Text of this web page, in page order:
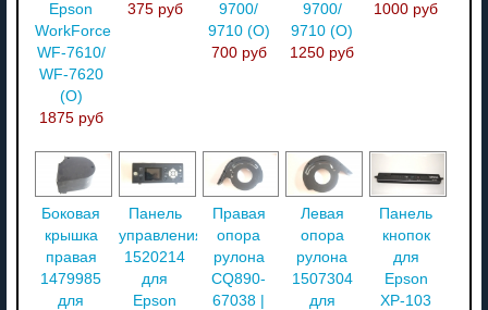
Epson
WorkForce
WF-7610/
WF-7620
(О)
1875 руб
375 руб
9700/
9710 (O)
700 руб
9700/
9710 (O)
1250 руб
1000 руб
Боковая
крышка
правая
1479985
для
Панель
управления
1520214
для
Epson
Правая
опора
рулона
CQ890-
67038 |
Левая
опора
рулона
1507304
для
Панель
кнопок
для
Epson
XP-103